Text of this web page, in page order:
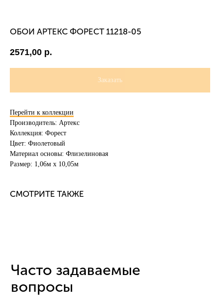
ОБОИ АРТЕКС ФОРЕСТ 11218-05
2571,00 р.
Заказать
Перейти к коллекции
Производитель: Артекс
Коллекция: Форест
Цвет: Фиолетовый
Материал основы: Флизелиновая
Размер: 1,06м х 10,05м
СМОТРИТЕ ТАКЖЕ
Часто задаваемые
вопросы